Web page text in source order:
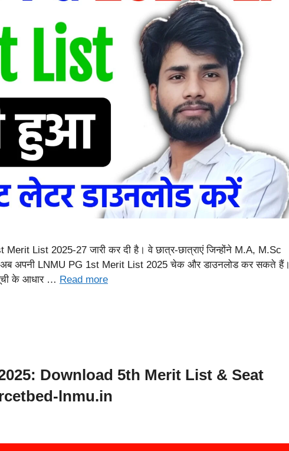
Merit List 2025-27 जारी कर दी है। वे छात्र-छात्राएं जिन्होंने M.A, M.Sc
अब अपनी LNMU PG 1st Merit List 2025 चेक और डाउनलोड कर सकते हैं।
सूची के आधार … Read more
Download 5th Merit List & Seat
lnmu.in